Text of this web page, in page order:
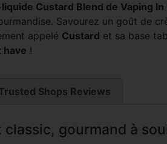
Custard Blend de Vaping In
Savourez un goût de
appelé Custard et sa base
have !
Shops Reviews
gourmand à